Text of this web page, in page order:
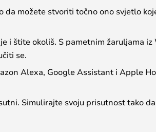
možete stvoriti točno ono svjetlo
i štite okoliš. S pametnim žaruljama
se.
Alexa, Google Assistant i Apple
Simulirajte svoju prisutnost tako